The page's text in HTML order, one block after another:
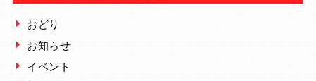
おどり
お知らせ
イベント